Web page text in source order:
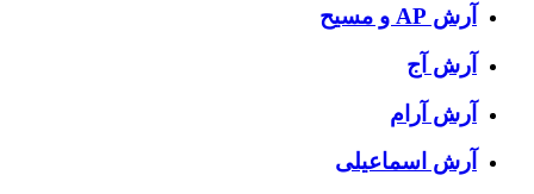
آرش AP و مسیح
آرش آج
آرش آرام
آرش اسماعیلی